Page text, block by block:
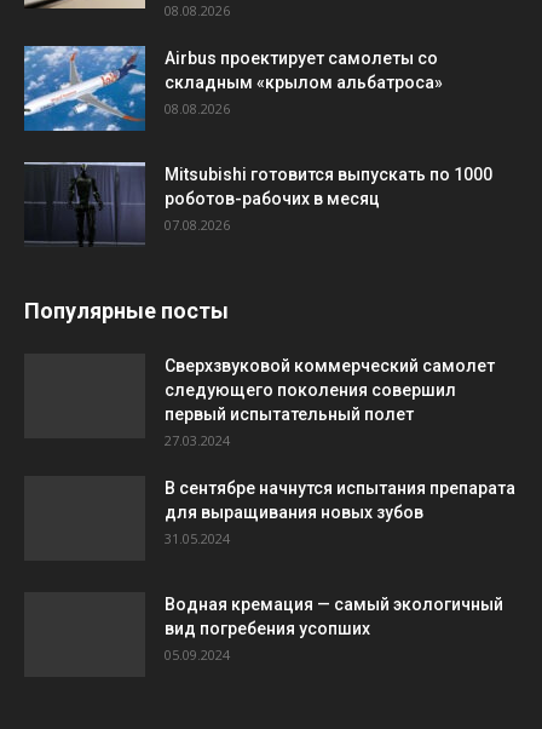
08.08.2026
Airbus проектирует самолеты со
складным «крылом альбатроса»
08.08.2026
Mitsubishi готовится выпускать по 1000
роботов-рабочих в месяц
07.08.2026
Популярные посты
Сверхзвуковой коммерческий самолет
следующего поколения совершил
первый испытательный полет
27.03.2024
В сентябре начнутся испытания препарата
для выращивания новых зубов
31.05.2024
Водная кремация — самый экологичный
вид погребения усопших
05.09.2024